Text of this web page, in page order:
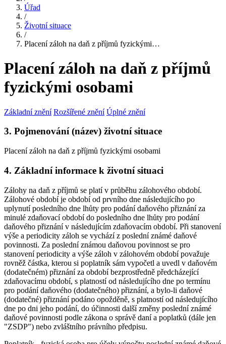
Úřad
/
Životní situace
/
Placení záloh na daň z příjmů fyzickými…
Placení záloh na daň z příjmů
fyzickými osobami
Základní znění Rozšířené znění Úplné znění
3. Pojmenování (název) životní situace
Placení záloh na daň z příjmů fyzickými osobami
4. Základní informace k životní situaci
Zálohy na daň z příjmů se platí v průběhu zálohového období.
Zálohové období je období od prvního dne následujícího po
uplynutí posledního dne lhůty pro podání daňového přiznání za
minulé zdaňovací období do posledního dne lhůty pro podání
daňového přiznání v následujícím zdaňovacím období. Při stanovení
výše a periodicity záloh se vychází z poslední známé daňové
povinnosti. Za poslední známou daňovou povinnost se pro
stanovení periodicity a výše záloh v zálohovém období považuje
rovněž částka, kterou si poplatník sám vypočetl a uvedl v daňovém
(dodatečném) přiznání za období bezprostředně předcházející
zdaňovacímu období, s platností od následujícího dne po termínu
pro podání daňového (dodatečného) přiznání, a bylo-li daňové
(dodatečné) přiznání podáno opožděně, s platností od následujícího
dne po dni jeho podání, do účinnosti další změny poslední známé
daňové povinnosti podle zákona o správě daní a poplatků (dále jen
"ZSDP") nebo zvláštního právního předpisu.